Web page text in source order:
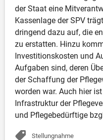
der Staat eine
Kassenlage der SPV
dringend dazu auf, die
zu erstatten. Hinzu
Investitionskosten und
Aufgaben sind, deren
der Schaffung der
worden war. Auch hier
Infrastruktur der
und Pflegebedürftige
Stellungnahme